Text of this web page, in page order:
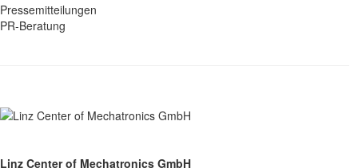
Pressemitteilungen
PR-Beratung
Linz Center of Mechatronics GmbH